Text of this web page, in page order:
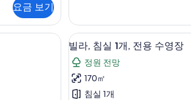
요금 보기
보
기
히
보
기
용 수영장 | 미니바, 객실 내 금고, 책상, 다리미/다리미판
빌
라,
침
실
9
빌라, 침실 1개, 전용 수영장
정원 전망
170㎡
침실 1개